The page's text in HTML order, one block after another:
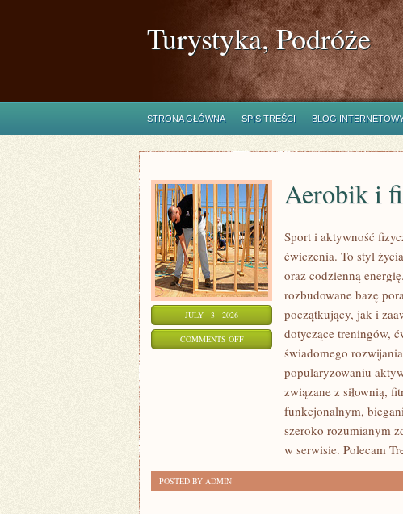
Turystyka, Podróże
STRONA GŁÓWNA SPIS TREŚCI BLOG
JULY - 3 - 2026
COMMENTS OFFON
Aerobik i
Sport i aktywność
ćwiczenia. To styl
oraz codzienną
rozbudowane bazę
początkujący, jak i
dotyczące treningów,
świadomego
popularyzowaniu
związane z siłownią,
funkcjonalnym,
szeroko rozumianym
w serwisie. Polecam
POSTED BY ADMIN